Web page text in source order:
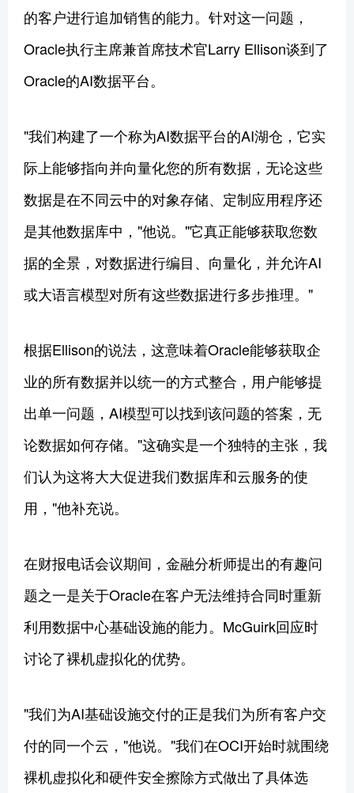
的客户进行追加销售的能力。针对这一问题，
Oracle执行主席兼首席技术官Larry Ellison谈到了
Oracle的AI数据平台。
"我们构建了一个称为AI数据平台的AI湖仓，它实
际上能够指向并向量化您的所有数据，无论这些
数据是在不同云中的对象存储、定制应用程序还
是其他数据库中，"他说。"它真正能够获取您数
据的全景，对数据进行编目、向量化，并允许AI
或大语言模型对所有这些数据进行多步推理。"
根据Ellison的说法，这意味着Oracle能够获取企
业的所有数据并以统一的方式整合，用户能够提
出单一问题，AI模型可以找到该问题的答案，无
论数据如何存储。"这确实是一个独特的主张，我
们认为这将大大促进我们数据库和云服务的使
用，"他补充说。
在财报电话会议期间，金融分析师提出的有趣问
题之一是关于Oracle在客户无法维持合同时重新
利用数据中心基础设施的能力。McGuirk回应时
讨论了裸机虚拟化的优势。
"我们为AI基础设施交付的正是我们为所有客户交
付的同一个云，"他说。"我们在OCI开始时就围绕
裸机虚拟化和硬件安全擦除方式做出了具体选